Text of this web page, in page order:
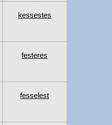
kessestes
festeres
fesselest